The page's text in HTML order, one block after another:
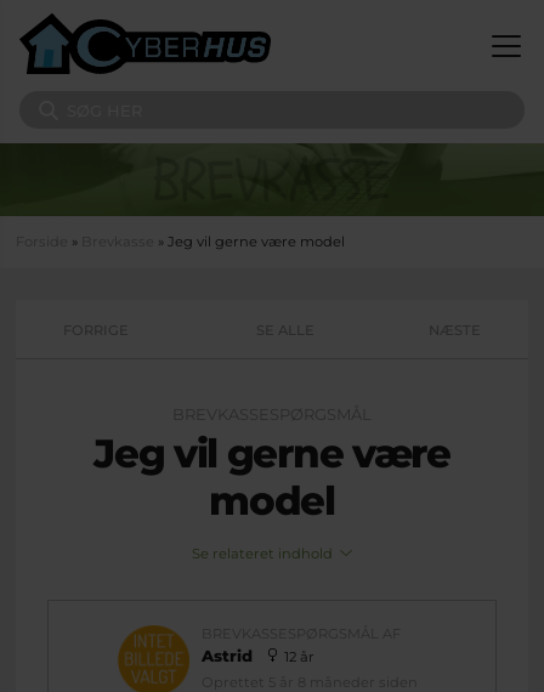
Du er her
» Brevkasse » Jeg vil gerne være model
FORRIGE SE ALLE NÆSTE
BREVKASSESPØRGSMÅL
Jeg vil gerne være
model
Se relateret indhold
BREVKASSESPØRGSMÅL AF
Astrid
12 år
Oprettet 5 år 8 måneder siden